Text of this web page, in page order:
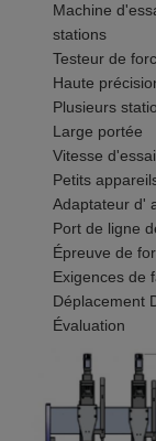
Machine
stations
Testeur de
Haute
Plusieurs
Large portée
Vitesse
Petits
Adaptateur d'
Port de ligne
Épreuve de
Exigences de
Déplacement
Évaluation